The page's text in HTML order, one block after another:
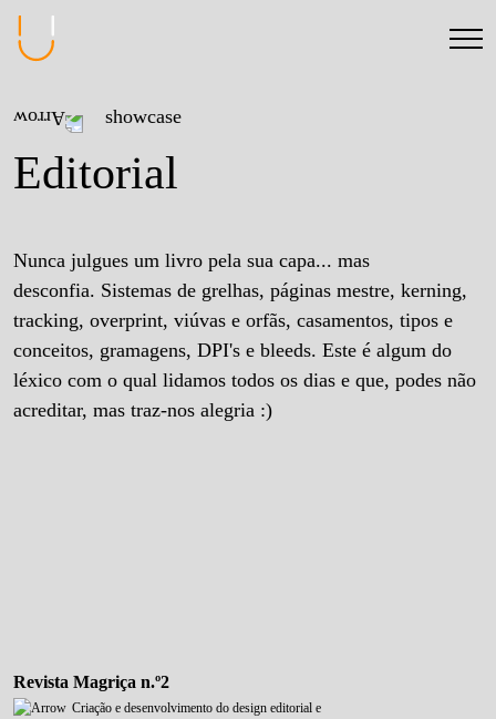
showcase
Editorial
Nunca julgues um livro pela sua capa... mas
desconfia. Sistemas de grelhas, páginas mestre, kerning,
tracking, overprint, viúvas e orfãs, casamentos, tipos e
conceitos, gramagens, DPI's e bleeds. Este é algum do
léxico com o qual lidamos todos os dias e que, podes não
acreditar, mas traz-nos alegria :)
Revista Magriça n.º2
Criação e desenvolvimento do design editorial e